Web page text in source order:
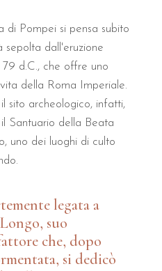
di Pompei si pensa subito
sepolta dall'eruzione
d.C., che offre uno
della Roma Imperiale.
sito archeologico, infatti,
Santuario della Beata
uno dei luoghi di culto
legata a
suo
che, dopo
si dedicò